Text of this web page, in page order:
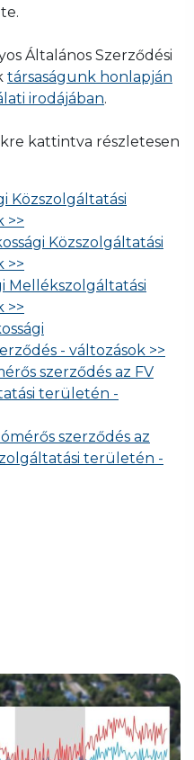
Általános Szerződési
társaságunk honlapján
irodájában.
kattintva részletesen
Közszolgáltatási
>>
Közszolgáltatási
>>
Mellékszolgáltatási
>>
- változások >>
szerződés az FV
területén -
szerződés az
területén -